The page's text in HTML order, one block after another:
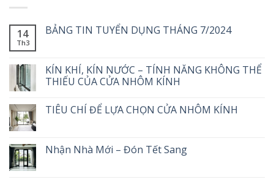
14
Th3
BẢNG TIN TUYỂN DỤNG THÁNG 7/2024
KÍN KHÍ, KÍN NƯỚC – TÍNH NĂNG KHÔNG THỂ
THIẾU CỦA CỬA NHÔM KÍNH
TIÊU CHÍ ĐỂ LỰA CHỌN CỬA NHÔM KÍNH
Nhận Nhà Mới – Đón Tết Sang